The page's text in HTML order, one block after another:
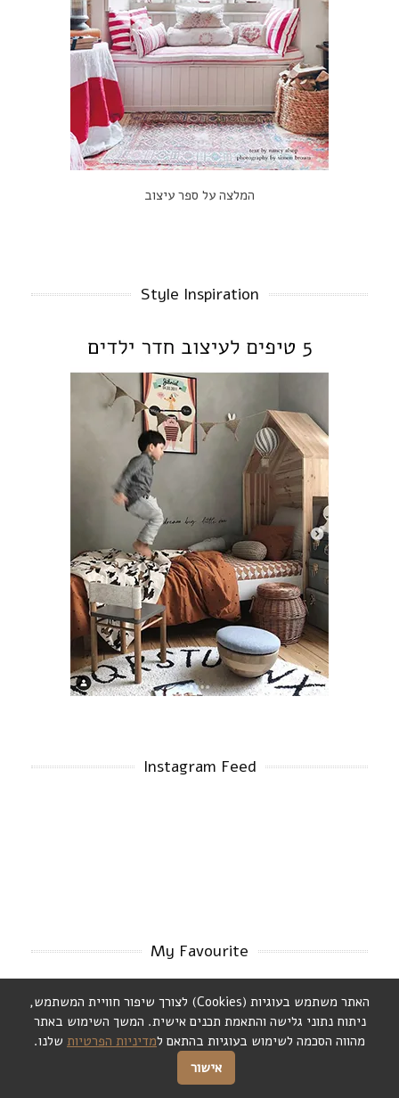
המלצה על ספר עיצוב
Style Inspiration
Instagram Feed
My Favourite
האתר משתמש בעוגיות (Cookies) לצורך שיפור חוויית המשתמש,
ניתוח נתוני גלישה והתאמת תכנים אישית. המשך השימוש באתר
מהווה הסכמה לשימוש בעוגיות בהתאם למדיניות הפרטיות שלנו.
אישור